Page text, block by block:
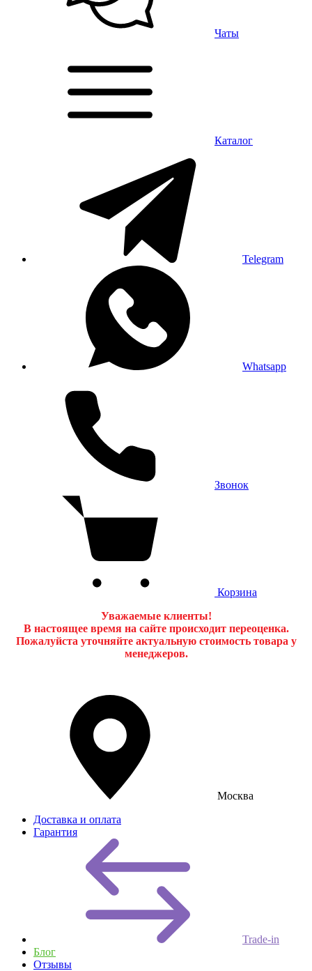
Чаты
Каталог
Telegram
Whatsapp
Звонок
Корзина
Уважаемые клиенты!
В настоящее время на сайте происходит переоценка.
Пожалуйста уточняйте актуальную стоимость товара у
менеджеров.
Москва
Доставка и оплата
Гарантия
Trade-in
Блог
Отзывы